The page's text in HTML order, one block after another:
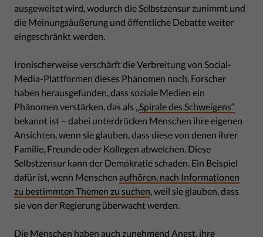
ausgeweitet wird, wodurch die Selbstzensur zunimmt und
die Meinungsäußerung und öffentliche Debatte weiter
eingeschränkt werden.
Ironischerweise verschärft die Verbreitung von Social-
Media-Plattformen dieses Phänomen noch. Forscher
haben herausgefunden, dass soziale Medien ein
Phänomen verstärken, das als „ Spirale des Schweigens“
bekannt ist – dabei unterdrücken Menschen ihre eigenen
Ansichten, wenn sie glauben, dass diese von denen ihrer
Familie, Freunde oder Kollegen abweichen. Diese
Selbstzensur kann der Demokratie schaden. Ein Beispiel
dafür ist, wenn Menschen aufhören, nach Informationen
zu bestimmten Themen zu suchen , weil sie glauben, dass
sie von der Regierung überwacht werden.
Die Menschen haben auch zunehmend Angst, ihre